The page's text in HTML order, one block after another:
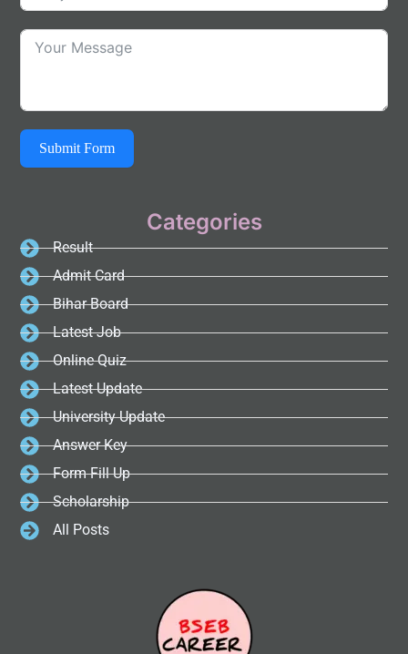
Submit Form
Categories
Result
Admit Card
Bihar Board
Latest Job
Online Quiz
Latest Update
University Update
Answer Key
Form Fill Up
Scholarship
All Posts